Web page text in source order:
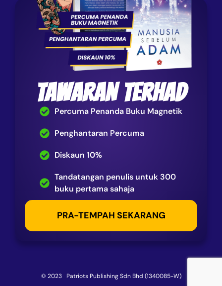
TAWARAN TERHAD
Percuma Penanda Buku Magnetik
Penghantaran Percuma
Diskaun 10%
Tandatangan penulis untuk 300
buku pertama sahaja
PRA-TEMPAH SEKARANG
© 2023 Patriots Publishing Sdn Bhd (1340085-W)